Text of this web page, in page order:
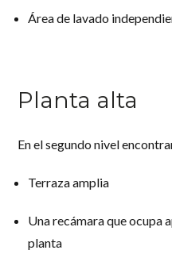
Área de lavado
Planta alta
En el segundo nivel
Terraza amplia
Una recámara que ocupa
planta